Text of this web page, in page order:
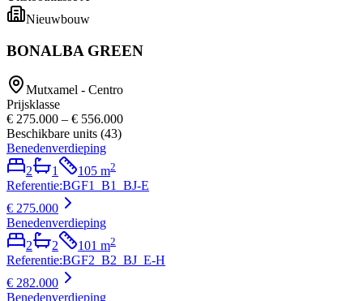
Nieuwbouw
BONALBA GREEN
Mutxamel - Centro
Prijsklasse
€ 275.000 – € 556.000
Beschikbare units (43)
Benedenverdieping
2
1 105 m2
Referentie:BGF1_B1_BJ-E
€ 275.000
Benedenverdieping
2
2 101 m2
Referentie:BGF2_B2_BJ_E-H
€ 282.000
Benedenverdieping